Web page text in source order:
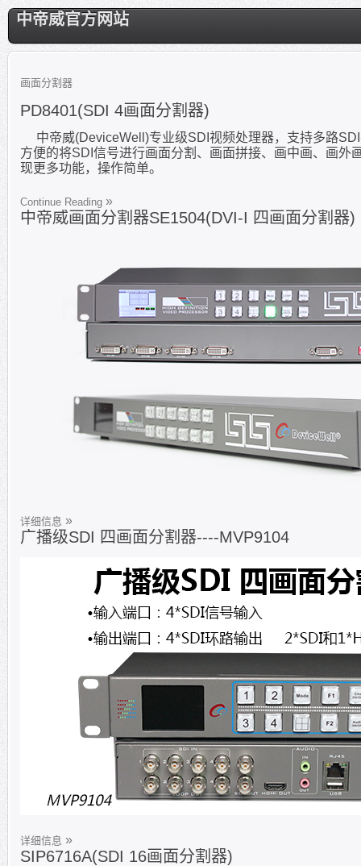
中帝威官方网站
画面分割器
PD8401(SDI 4画面分割器)
中帝威(DeviceWell)专业级SDI视频处理器，支持多路
方便的将SDI信号进行画面分割、画面拼接、画中画、画
现更多功能，操作简单。
Continue Reading
中帝威画面分割器SE1504(DVI-I 四画面分割器)
详细信息
广播级SDI 四画面分割器----MVP9104
详细信息
SIP6716A(SDI 16画面分割器)